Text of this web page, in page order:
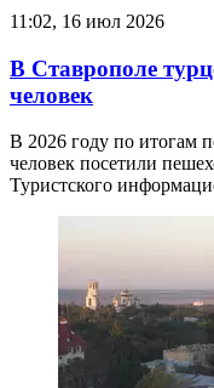
11:02, 16 июл 2026
В Ставрополе
человек
В 2026 году по итогам
человек посетили
Туристского